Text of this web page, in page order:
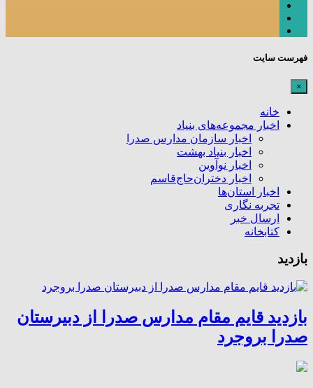
فهرست سایت
×
خانه
اخبار مجموعه‌های بنیاد
اخبار سازمان مدارس صدرا
اخبار بنیاد بهشت
اخبار نوآوین
اخبار دختران‌حاج‌قاسم
اخبار استان‌ها
تجربه نگاری
ارسال خبر
کتابخانه
بازدید
بازدید قایم مقام مدارس صدرا از دبیرستان
صدرا بروجرد